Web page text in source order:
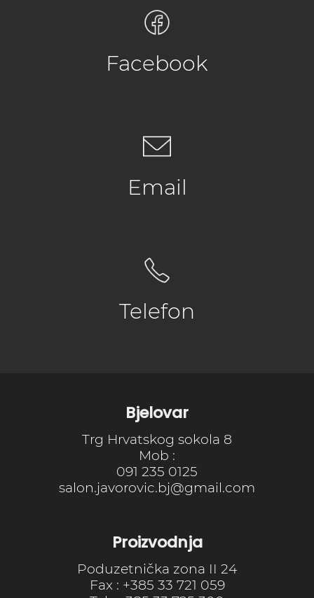
Facebook
Email
Telefon
Bjelovar
Trg Hrvatskog sokola 8
Mob :
091 235 0125
salon.javorovic.bj@gmail.com
Proizvodnja
Poduzetnička zona II 24
Fax : +385 33 721 059